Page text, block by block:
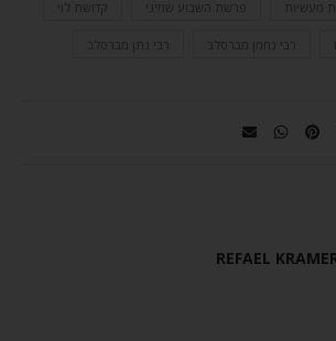
מעשיות פרשת השבוע שמיני קדושת לוי
רבי נחמן מברסלב רבי נתן מברסלב
REFAEL